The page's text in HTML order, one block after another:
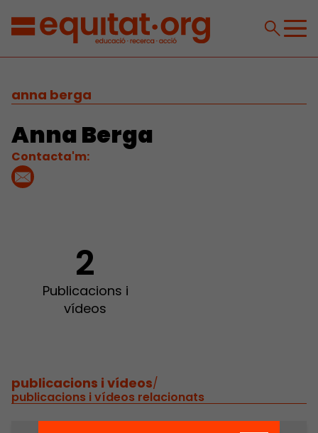
anna berga
Anna Berga
Contacta'm:
2
Publicacions i
vídeos
publicacions i vídeos/
publicacions i vídeos relacionats